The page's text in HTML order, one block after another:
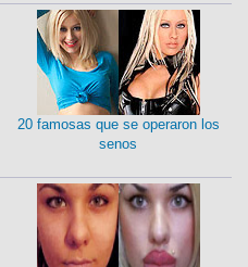
20 famosas que se operaron los
senos